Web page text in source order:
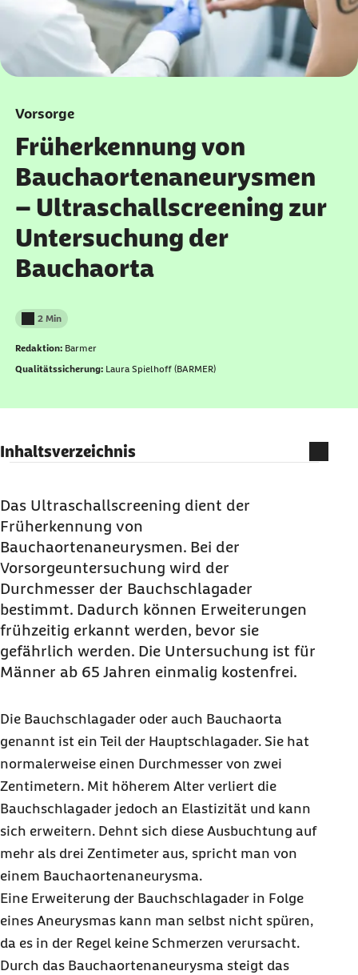
Vorsorge
Früherkennung von
Bauchaortenaneurysmen
– Ultraschallscreening zur
Untersuchung der
Bauchaorta
Lesedauer weniger als
2 Min
Redaktion: Barmer
Qualitätssicherung: Laura Spielhoff (BARMER)
Inhaltsverzeichnis
Bauchaortenaneurysmen ab?
Übernimmt die Barmer die Kosten für die
Früherkennung von Bauchaortenaneurysmen?
Ihre Barmer-Vorteile für die
Bauchaortenaneurysmen-Vorsorge
Das Ultraschallscreening dient der
Früherkennung von
Bauchaortenaneurysmen. Bei der
Vorsorgeuntersuchung wird der
Durchmesser der Bauchschlagader
bestimmt. Dadurch können Erweiterungen
frühzeitig erkannt werden, bevor sie
gefährlich werden. Die Untersuchung ist für
Männer ab 65 Jahren einmalig kostenfrei.
Die Bauchschlagader oder auch Bauchaorta
genannt ist ein Teil der Hauptschlagader. Sie hat
normalerweise einen Durchmesser von zwei
Zentimetern. Mit höherem Alter verliert die
Bauchschlagader jedoch an Elastizität und kann
sich erweitern. Dehnt sich diese Ausbuchtung auf
mehr als drei Zentimeter aus, spricht man von
einem Bauchaortenaneurysma.
Eine Erweiterung der Bauchschlagader in Folge
eines Aneurysmas kann man selbst nicht spüren,
da es in der Regel keine Schmerzen verursacht.
Durch das Bauchaortenaneurysma steigt das